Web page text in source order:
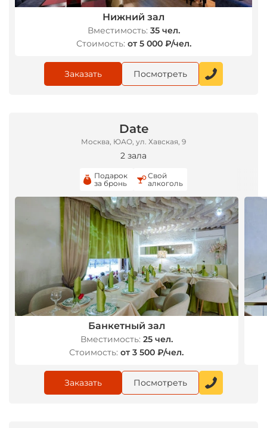
Нижний зал
Вместимость: 35 чел.
Стоимость: от 5 000 ₽/чел.
Заказать Посмотреть
Date
Москва, ЮАО, ул. Хавская, 9
2 зала
Подарок
за бронь
Свой
алкоголь
Банкетный зал
Вместимость: 25 чел.
Стоимость: от 3 500 ₽/чел.
Заказать Посмотреть
*
*